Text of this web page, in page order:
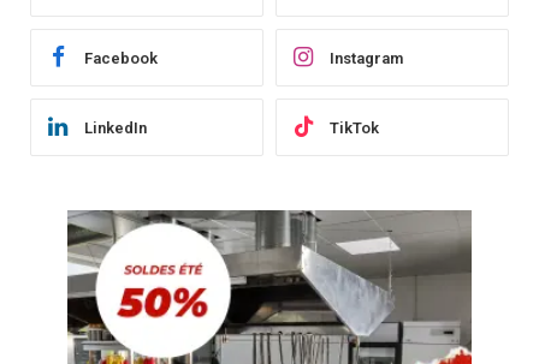
Facebook Instagram
LinkedIn TikTok